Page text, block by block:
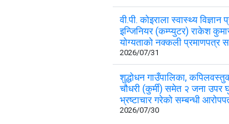
वी.पी. कोइराला स्वास्थ्य विज्ञान
इन्जिनियर (कम्प्युटर) राकेश
योग्यताको नक्कली प्रमाणपत्र
2026/07/31
शुद्धोधन गाउँपालिका,
चौधरी (कुर्मी) समेत २ जना उपर
भ्रष्टाचार गरेको सम्बन्धी
2026/07/30